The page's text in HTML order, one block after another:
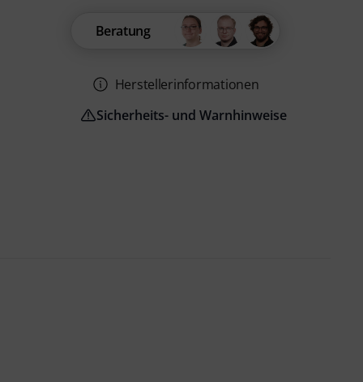
Beratung
Herstellerinformationen
Sicherheits- und Warnhinweise